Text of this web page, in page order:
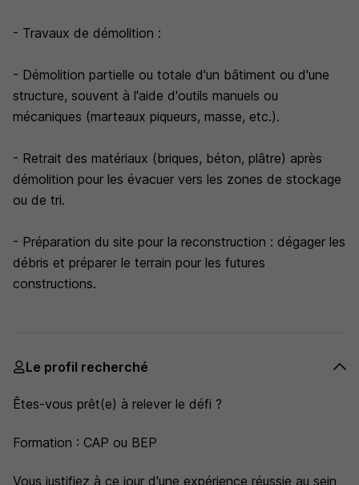
- Travaux de démolition :
- Démolition partielle ou totale d'un bâtiment ou d'une
structure, souvent à l'aide d'outils manuels ou
mécaniques (marteaux piqueurs, masse, etc.).
- Retrait des matériaux (briques, béton, plâtre) après
démolition pour les évacuer vers les zones de stockage
ou de tri.
- Préparation du site pour la reconstruction : dégager les
débris et préparer le terrain pour les futures
constructions.
Le profil recherché
Êtes-vous prêt(e) à relever le défi ?
Formation : CAP ou BEP
Vous justifiez à ce jour d'une expérience réussie au sein